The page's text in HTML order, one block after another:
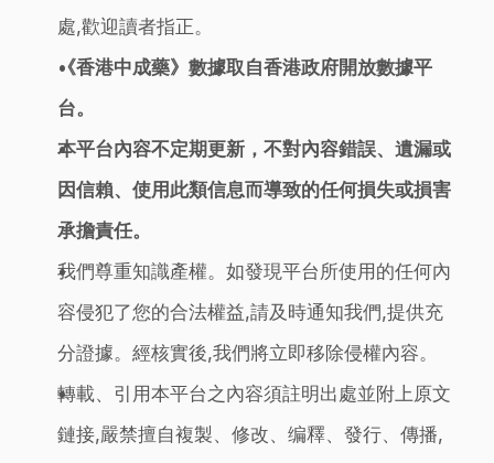
處,歡迎讀者指正。
《香港中成藥》數據取自香港政府開放數據平
台。
本平台內容不定期更新，不對內容錯誤、遺漏或
因信賴、使用此類信息而導致的任何損失或損害
承擔責任。
我們尊重知識產權。如發現平台所使用的任何內
容侵犯了您的合法權益,請及時通知我們,提供充
分證據。經核實後,我們將立即移除侵權內容。
轉載、引用本平台之內容須註明出處並附上原文
鏈接,嚴禁擅自複製、修改、编釋、發行、傳播,